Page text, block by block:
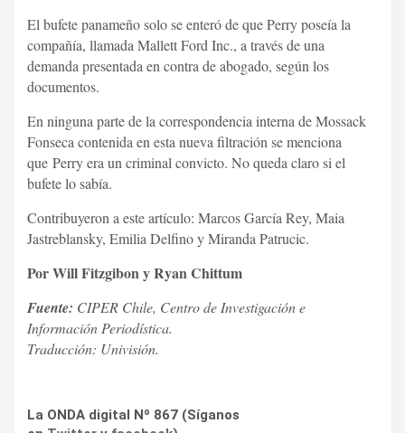
El bufete panameño solo se enteró de que Perry poseía la
compañía, llamada Mallett Ford Inc., a través de una
demanda presentada en contra de abogado, según los
documentos.
En ninguna parte de la correspondencia interna de Mossack
Fonseca contenida en esta nueva filtración se menciona
que Perry era un criminal convicto. No queda claro si el
bufete lo sabía.
Contribuyeron a este artículo: Marcos García Rey, Maia
Jastreblansky, Emilia Delfino y Miranda Patrucic.
Por Will Fitzgibon y Ryan Chittum
Fuente: CIPER Chile, Centro de Investigación e
Información Periodística.
Traducción: Univisión.
La ONDA digital Nº 867 (Síganos